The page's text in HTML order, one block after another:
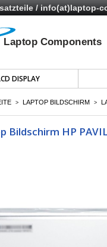
/info(at)laptop-
DISPLAY
> LAPTOP BILDSCHIRM >
Bildschirm HP